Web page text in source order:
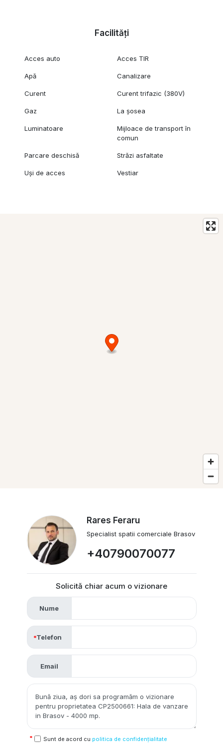
Facilități
Acces auto Acces TIR
Apă Canalizare
Curent Curent trifazic (380V)
Gaz La șosea
Luminatoare
Mijloace de transport în
comun
Parcare deschisă Străzi asfaltate
Uși de acces Vestiar
Rares Feraru
Specialist spatii comerciale Brasov
+40790070077
Solicită chiar acum o vizionare
Nume
Telefon
Email
Sunt de acord cu politica de confidențialitate